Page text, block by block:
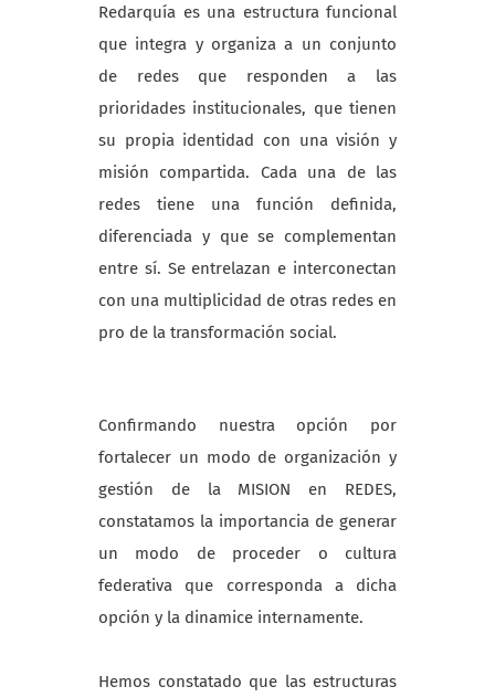
Redarquía es una estructura funcional
que integra y organiza a un conjunto
de redes que responden a las
prioridades institucionales, que tienen
su propia identidad con una visión y
misión compartida. Cada una de las
redes tiene una función definida,
diferenciada y que se complementan
entre sí. Se entrelazan e interconectan
con una multiplicidad de otras redes en
pro de la transformación social.
Confirmando nuestra opción por
fortalecer un modo de organización y
gestión de la MISION en REDES,
constatamos la importancia de generar
un modo de proceder o cultura
federativa que corresponda a dicha
opción y la dinamice internamente.
Hemos constatado que las estructuras